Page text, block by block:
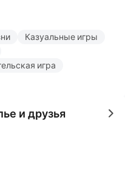
Казуальные игры
игра
и друзья to